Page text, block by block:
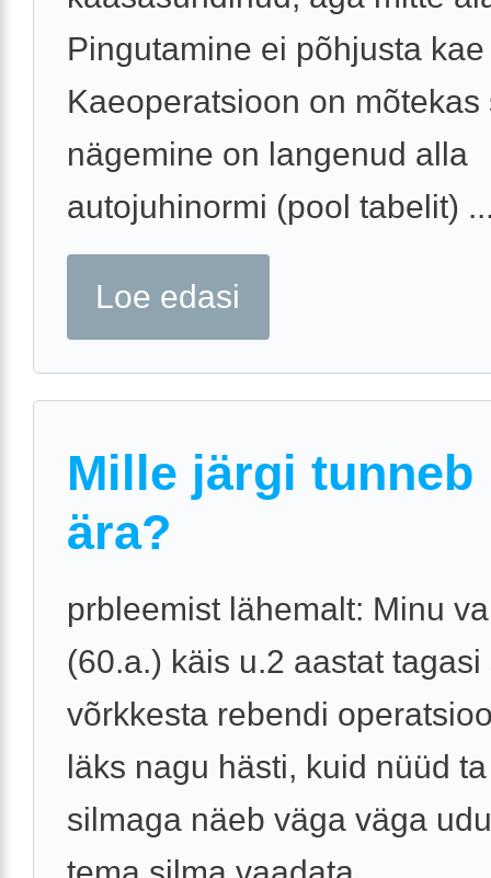
Pingutamine ei põhjusta
Kaeoperatsioon on mõtekas
nägemine on langenud alla
autojuhinormi (pool tabelit)
Loe edasi
Mille järgi tunneb
ära?
prbleemist lähemalt: Minu
(60.a.) käis u.2 aastat tagasi
võrkkesta rebendi
läks nagu hästi, kuid nüüd
silmaga näeb väga väga